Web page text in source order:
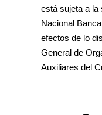
está sujeta a la
Nacional
efectos de lo
General de
Auxiliares del